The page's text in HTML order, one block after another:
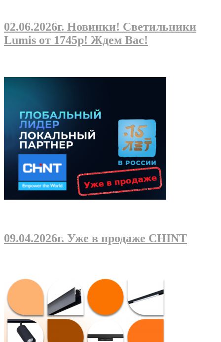
02.06.2026г. Новинки! Светильники
Lumis от 1745р! Ждем Вас!
09.04.2026г. Уже в продаже CHINT